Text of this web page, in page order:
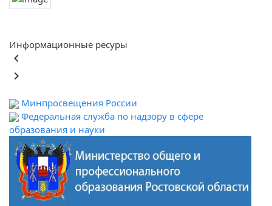
Информационные ресуры
keyboard_arrow_left
keyboard_arrow_right
Минпросвещения России
Федеральная служба по надзору в сфере
образования и науки